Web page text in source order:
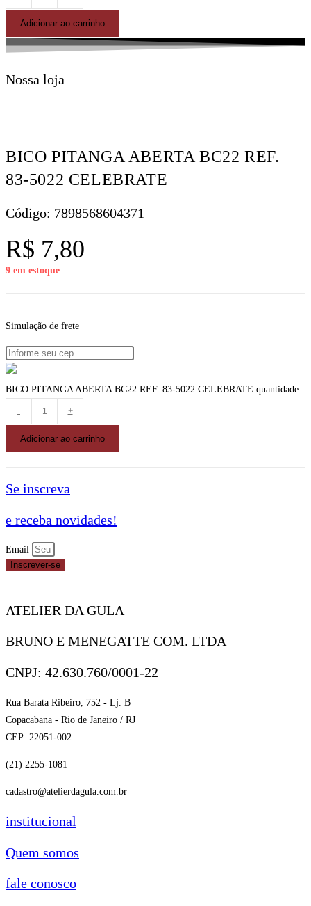
Adicionar ao carrinho
Nossa loja
BICO PITANGA ABERTA BC22 REF.
83-5022 CELEBRATE
Código: 7898568604371
R$ 7,80
9 em estoque
Simulação de frete
BICO PITANGA ABERTA BC22 REF. 83-5022 CELEBRATE quantidade
-
+
Adicionar ao carrinho
Se inscreva
e receba novidades!
Email
Inscrever-se
ATELIER DA GULA
BRUNO E MENEGATTE COM. LTDA
CNPJ: 42.630.760/0001-22
Rua Barata Ribeiro, 752 - Lj. B
Copacabana - Rio de Janeiro / RJ
CEP: 22051-002
(21) 2255-1081
cadastro@atelierdagula.com.br
institucional
Quem somos
fale conosco